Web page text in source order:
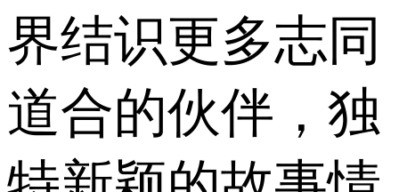
界结识更多志同
道合的伙伴，独